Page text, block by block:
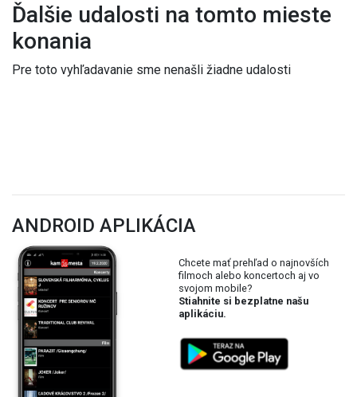
Ďalšie udalosti na tomto mieste
konania
Pre toto vyhľadavanie sme nenašli žiadne udalosti
ANDROID APLIKÁCIA
Chcete mať prehľad o najnovších
filmoch alebo koncertoch aj vo
svojom mobile?
Stiahnite si bezplatne našu
aplikáciu.